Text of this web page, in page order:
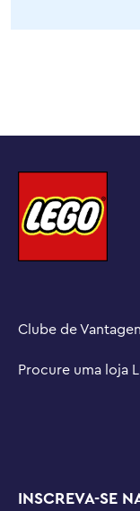
Clube de
Procure uma loja
INSCREVA-SE